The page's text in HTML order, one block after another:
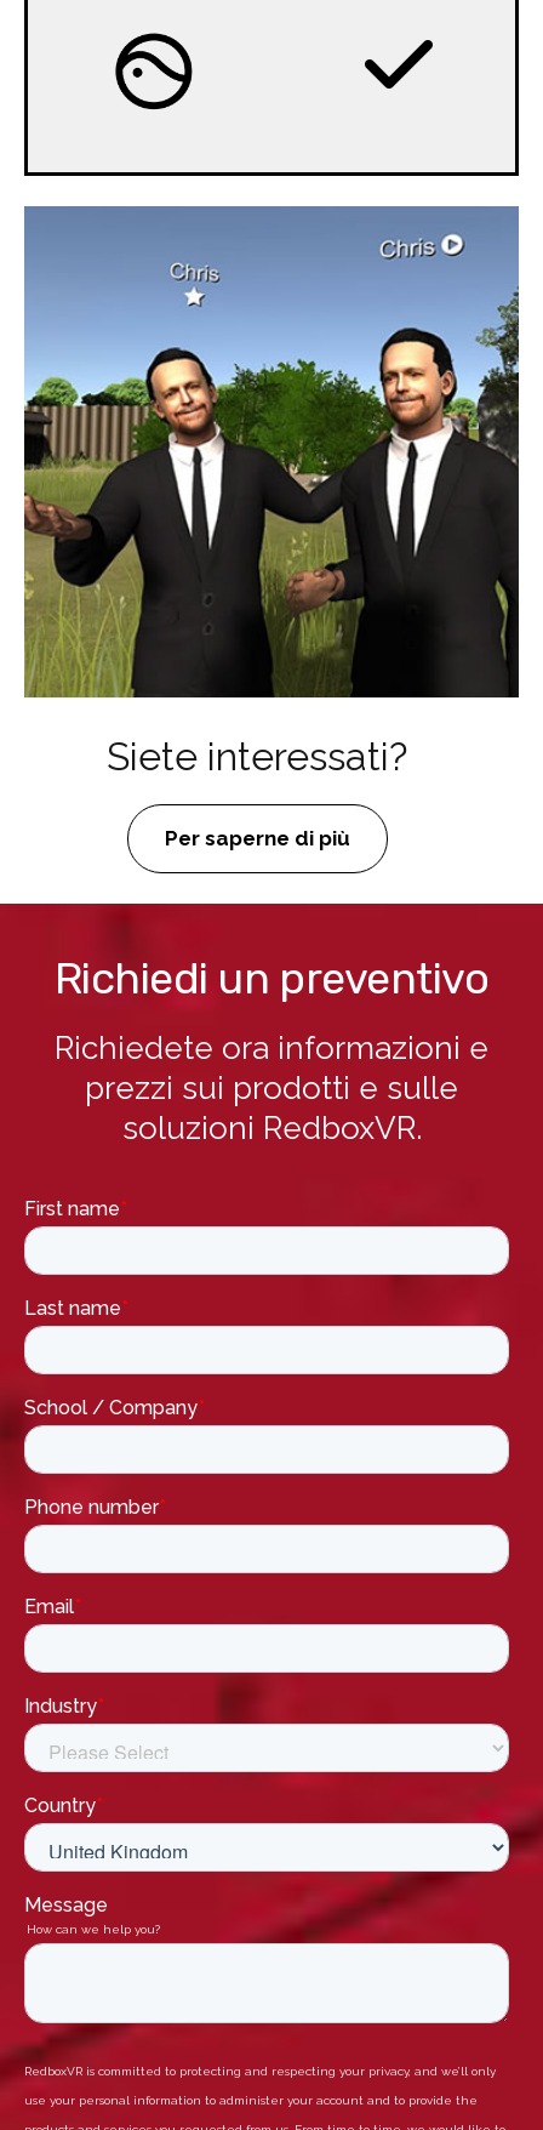
Siete interessati?
Per saperne di più
Richiedi un preventivo
Richiedete ora informazioni e
prezzi sui prodotti e sulle
soluzioni RedboxVR.